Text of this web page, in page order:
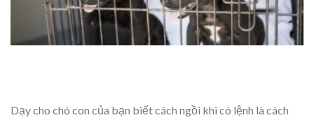
Dạy cho chó con của bạn biết cách ngồi khi có lệnh là cách